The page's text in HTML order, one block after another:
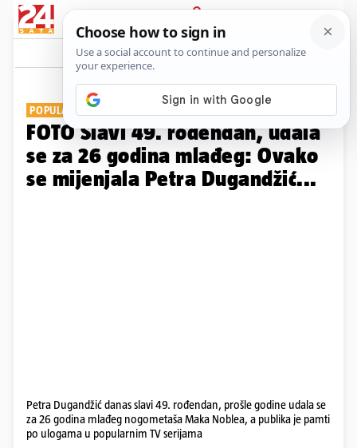
PRIJAVA
Galerija Komentari
POPULARNA GLUMICA
FOTO Slavi 49. rođendan, udala
se za 26 godina mlađeg: Ovako
se mijenjala Petra Dugandžić...
Petra Dugandžić danas slavi 49. rođendan, prošle godine udala se
za 26 godina mlađeg nogometaša Maka Noblea, a publika je pamti
po ulogama u popularnim TV serijama